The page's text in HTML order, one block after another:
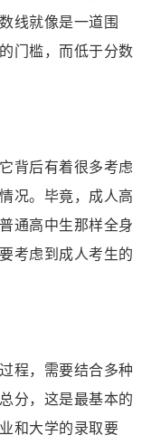
线就像是一道围
门槛，而低于分数
背后有着很多考虑
况。毕竟，成人高
通高中生那样全身
考虑到成人考生的
程，需要结合多种
分，这是最基本的
和大学的录取要